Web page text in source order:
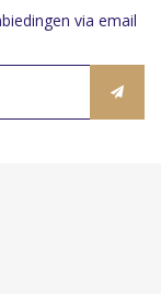
via email